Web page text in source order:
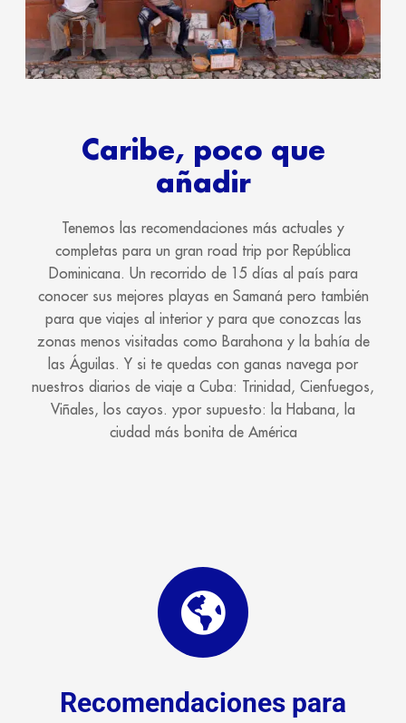
Caribe, poco que
añadir
Tenemos las recomendaciones más actuales y
completas para un gran road trip por República
Dominicana. Un recorrido de 15 días al país para
conocer sus mejores playas en Samaná pero también
para que viajes al interior y para que conozcas las
zonas menos visitadas como Barahona y la bahía de
las Águilas. Y si te quedas con ganas navega por
nuestros diarios de viaje a Cuba: Trinidad, Cienfuegos,
Viñales, los cayos. ypor supuesto: la Habana, la
ciudad más bonita de América
Recomendaciones para